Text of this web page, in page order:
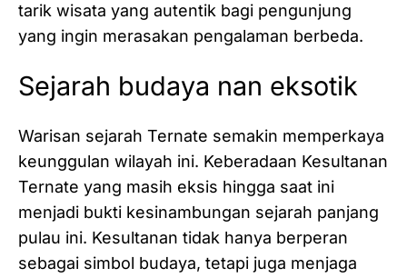
tarik wisata yang autentik bagi pengunjung
yang ingin merasakan pengalaman berbeda.
Sejarah budaya nan eksotik
Warisan sejarah Ternate semakin memperkaya
keunggulan wilayah ini. Keberadaan Kesultanan
Ternate yang masih eksis hingga saat ini
menjadi bukti kesinambungan sejarah panjang
pulau ini. Kesultanan tidak hanya berperan
sebagai simbol budaya, tetapi juga menjaga